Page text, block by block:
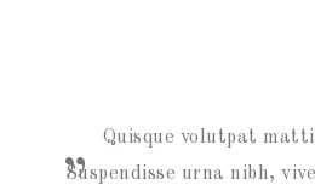
Quisque volutpat
Suspendisse urna nibh,